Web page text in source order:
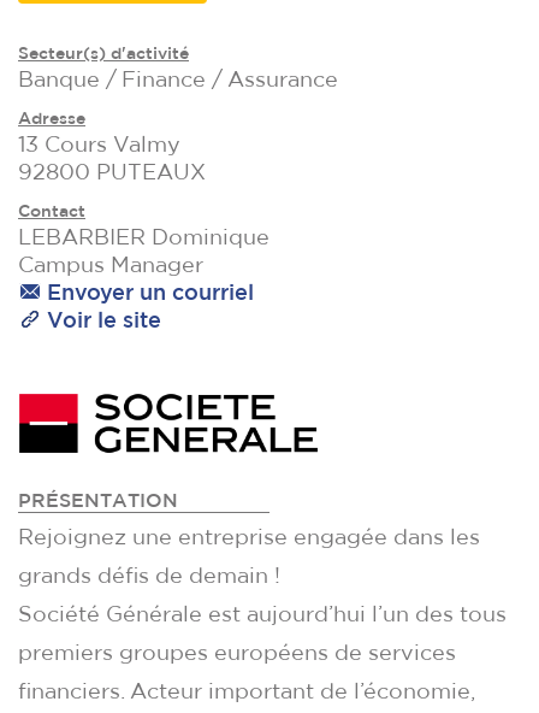
Secteur(s) d'activité
Banque / Finance / Assurance
Adresse
13 Cours Valmy
92800 PUTEAUX
Contact
LEBARBIER Dominique
Campus Manager
Envoyer un courriel
Voir le site
PRÉSENTATION
Rejoignez une entreprise engagée dans les
grands défis de demain !
Société Générale est aujourd’hui l’un des tous
premiers groupes européens de services
financiers. Acteur important de l’économie,